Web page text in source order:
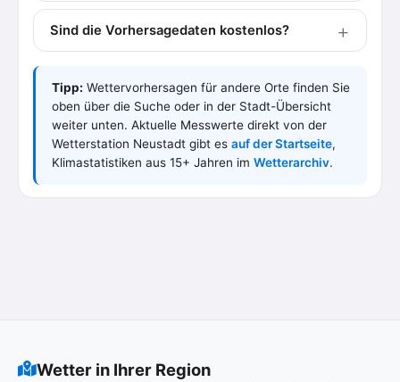
Sind die Vorhersagedaten kostenlos?
Tipp: Wettervorhersagen für andere Orte finden Sie
oben über die Suche oder in der Stadt-Übersicht
weiter unten. Aktuelle Messwerte direkt von der
Wetterstation Neustadt gibt es auf der Startseite,
Klimastatistiken aus 15+ Jahren im Wetterarchiv.
Wetter in Ihrer Region